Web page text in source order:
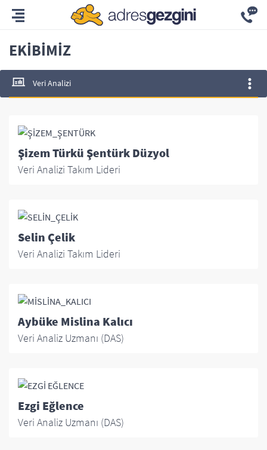
EKIBIMIZ
Veri Analizi
Şizem Türkü Şentürk Düzyol
Veri Analizi Takım Lideri
Selin Çelik
Veri Analizi Takım Lideri
Aybüke Mislina Kalıcı
Veri Analiz Uzmanı (DAS)
Ezgi Eğlence
Veri Analiz Uzmanı (DAS)